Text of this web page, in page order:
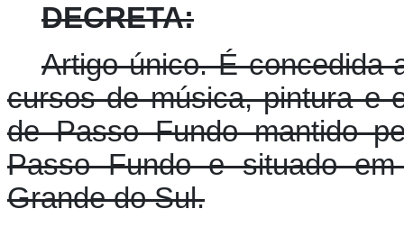
DECRETA:
Artigo único. É concedida
cursos de música, pintura e
de Passo Fundo mantido
Passo Fundo e situado
Grande do Sul.